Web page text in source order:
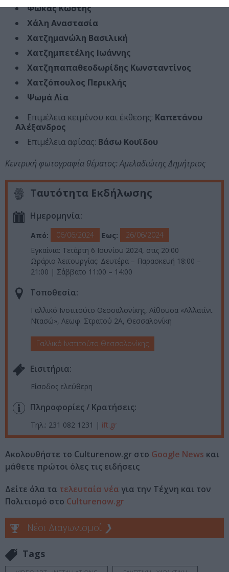
Φωκάς Κωστής
Χάλη Αναστασία
Χατζημανώλη Βασιλική
Χατζημπετέλης Ιωάννης
Χατζηπαπαθεοδωρίδης Κωνσταντίνος
Χατζόπουλος Περικλής
Ψωμά Λία
Επιμέλεια κειμένου και έκθεσης: Καπετάνου
Αλέξανδρος
Επιμέλεια αφίσας: Βάσω Κουϊδου
Κεντρική φωτογραφία θέματος: Αμελαδιώτης Δημήτριος
Ταυτότητα Εκδήλωσης
Ημερομηνία:
Από: 06/06/2024 Εως:
26/06/2024
Εγκαίνια: Τετάρτη 6 Ιουνίου 2024, στις 20:00
Ωράριο λειτουργίας: Δευτέρα – Παρασκευή 18:00 –
21:00 | Σάββατο 11:00 – 14:00
Τοποθεσία:
Γαλλικό Ινστιτούτο Θεσσαλονίκης, Αίθουσα «Αλλατίνι
Ντασώ», Λεωφ. Στρατού 2A, Θεσσαλονίκη
Γαλλικό Ινστιτούτο Θεσσαλονίκης
Eισιτήρια:
Είσοδος ελεύθερη
Πληροφορίες / Κρατήσεις:
Τηλ.: 231 082 1231 | ift.gr
Ακολουθήστε το Culturenow.gr στο Google News και
μάθετε πρώτοι όλες τις ειδήσεις
Δείτε όλα τα τελευταία νέα για την Τέχνη και τον
Πολιτισμό στο Culturenow.gr
Νέοι Διαγωνισμοί ❯
Tags